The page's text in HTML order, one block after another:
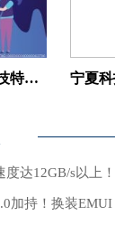
广西4000多名乡村科技特派员下沉一线服务——科技服务覆盖全区“10+3”优势特色产业和脱贫县“5+2”主导产业